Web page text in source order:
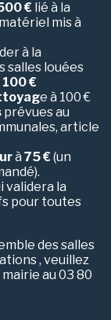
€ lié à la
mis à
à la
salles louées
100 €
e à 100 €
prévues au
article
à75 €(un
validera la
pour toutes
des salles
, veuillez
au 03 80